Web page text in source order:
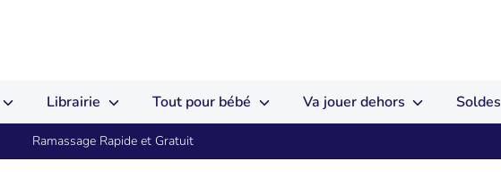
Librairie Tout pour bébé Va jouer dehors Soldes
Ramassage Rapide et Gratuit